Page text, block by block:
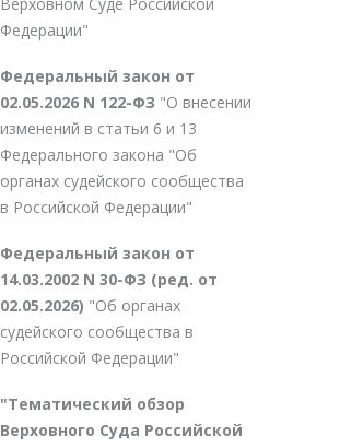
Федерации"
Федеральный закон от
02.05.2026 N 122-ФЗ "О внесении
изменений в статьи 6 и 13
Федерального закона "Об
органах судейского сообщества
в Российской Федерации"
Федеральный закон от
14.03.2002 N 30-ФЗ (ред. от
02.05.2026) "Об органах
судейского сообщества в
Российской Федерации"
"Тематический обзор
Верховного Суда Российской